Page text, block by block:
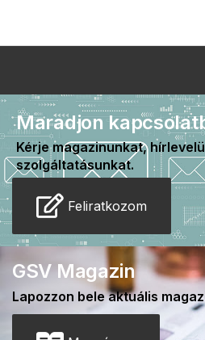
Maradjon
Kérje magazinunkat,
szolgáltatásunkat.
Feliratkozom
GSV Magazin
Lapozzon bele aktuális